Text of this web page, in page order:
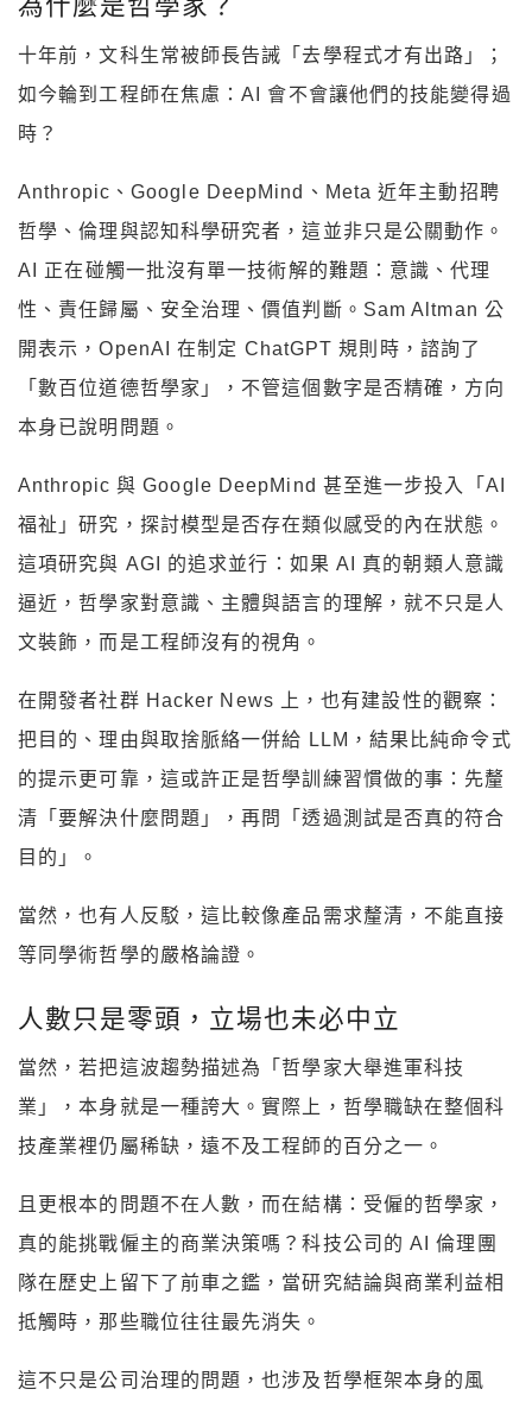
十年前，文科生常被師長告誡「去學程式才有出路」；
如今輪到工程師在焦慮：AI 會不會讓他們的技能變得過
時？
Anthropic、Google DeepMind、Meta 近年主動招聘
哲學、倫理與認知科學研究者，這並非只是公關動作。
AI 正在碰觸一批沒有單一技術解的難題：意識、代理
性、責任歸屬、安全治理、價值判斷。Sam Altman 公
開表示，OpenAI 在制定 ChatGPT 規則時，諮詢了
「數百位道德哲學家」，不管這個數字是否精確，方向
本身已說明問題。
Anthropic 與 Google DeepMind 甚至進一步投入「AI
福祉」研究，探討模型是否存在類似感受的內在狀態。
這項研究與 AGI 的追求並行：如果 AI 真的朝類人意識
逼近，哲學家對意識、主體與語言的理解，就不只是人
文裝飾，而是工程師沒有的視角。
在開發者社群 Hacker News 上，也有建設性的觀察：
把目的、理由與取捨脈絡一併給 LLM，結果比純命令式
的提示更可靠，這或許正是哲學訓練習慣做的事：先釐
清「要解決什麼問題」，再問「透過測試是否真的符合
目的」。
當然，也有人反駁，這比較像產品需求釐清，不能直接
等同學術哲學的嚴格論證。
人數只是零頭，立場也未必中立
當然，若把這波趨勢描述為「哲學家大舉進軍科技
業」，本身就是一種誇大。實際上，哲學職缺在整個科
技產業裡仍屬稀缺，遠不及工程師的百分之一。
且更根本的問題不在人數，而在結構：受僱的哲學家，
真的能挑戰僱主的商業決策嗎？科技公司的 AI 倫理團
隊在歷史上留下了前車之鑑，當研究結論與商業利益相
抵觸時，那些職位往往最先消失。
這不只是公司治理的問題，也涉及哲學框架本身的風